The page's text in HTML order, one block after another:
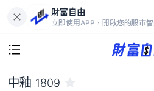
財富自由
立即使用APP，開啟您的股市智
37.30
-2.99%
中釉 1809